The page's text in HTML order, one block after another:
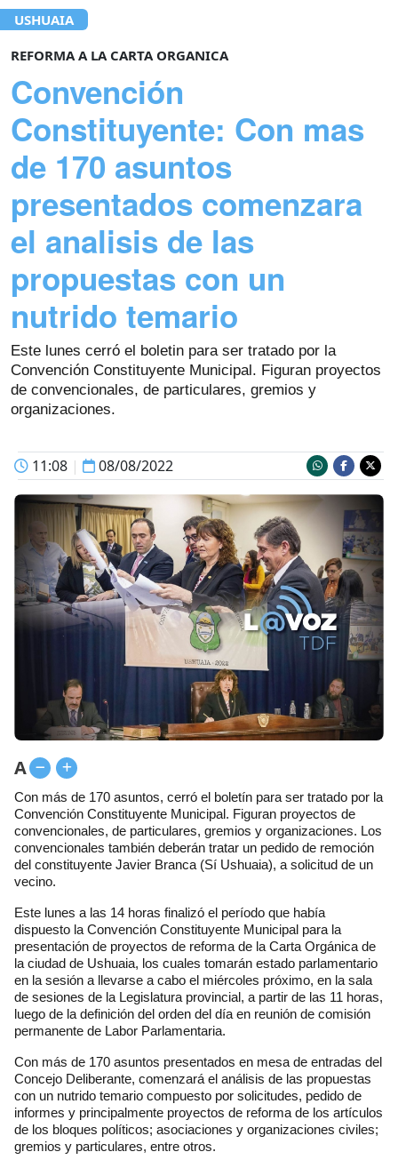
USHUAIA
REFORMA A LA CARTA ORGANICA
Convención
Constituyente: Con mas
de 170 asuntos
presentados comenzara
el analisis de las
propuestas con un
nutrido temario
Este lunes cerró el boletin para ser tratado por la
Convención Constituyente Municipal. Figuran proyectos
de convencionales, de particulares, gremios y
organizaciones.
11:08 | 08/08/2022
A
Con más de 170 asuntos, cerró el boletín para ser tratado por la
Convención Constituyente Municipal. Figuran proyectos de
convencionales, de particulares, gremios y organizaciones. Los
convencionales también deberán tratar un pedido de remoción
del constituyente Javier Branca (Sí Ushuaia), a solicitud de un
vecino.
Este lunes a las 14 horas finalizó el período que había
dispuesto la Convención Constituyente Municipal para la
presentación de proyectos de reforma de la Carta Orgánica de
la ciudad de Ushuaia, los cuales tomarán estado parlamentario
en la sesión a llevarse a cabo el miércoles próximo, en la sala
de sesiones de la Legislatura provincial, a partir de las 11 horas,
luego de la definición del orden del día en reunión de comisión
permanente de Labor Parlamentaria.
Con más de 170 asuntos presentados en mesa de entradas del
Concejo Deliberante, comenzará el análisis de las propuestas
con un nutrido temario compuesto por solicitudes, pedido de
informes y principalmente proyectos de reforma de los artículos
de los bloques políticos; asociaciones y organizaciones civiles;
gremios y particulares, entre otros.